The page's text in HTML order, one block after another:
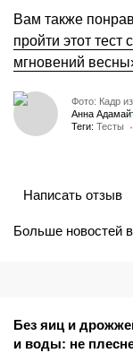
Вам также
пройти этот тест
мгновений
Фото: Кадр
Анна
Теги: Тесты
Больше новостей в
Написать отзыв
Без яиц и
и воды: не